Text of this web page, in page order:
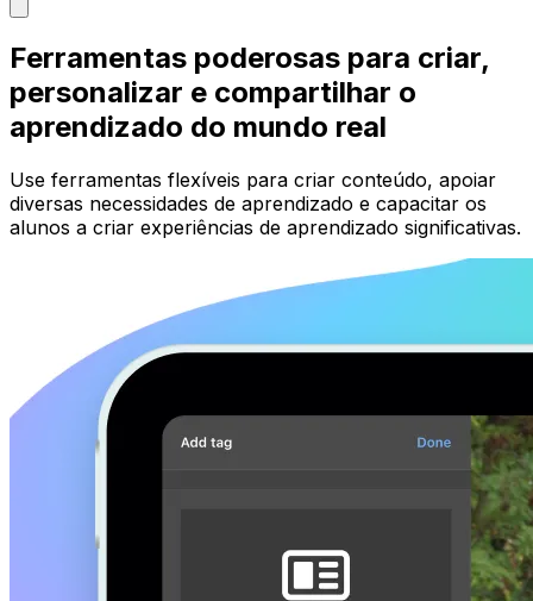
Ferramentas poderosas para criar,
personalizar e compartilhar o
aprendizado do mundo real
Use ferramentas flexíveis para criar conteúdo, apoiar
diversas necessidades de aprendizado e capacitar os
alunos a criar experiências de aprendizado significativas.